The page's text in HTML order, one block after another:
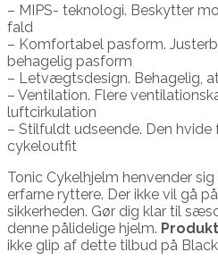
– MIPS- teknologi. Beskytter
fald
– Komfortabel pasform.
behagelig pasform
– Letvægtsdesign. Behagelig,
– Ventilation. Flere
luftcirkulation
– Stilfuldt udseende. Den hvide
cykeloutfit
Tonic Cykelhjelm henvender
erfarne ryttere. Der ikke vil gå
sikkerheden. Gør dig klar til
denne pålidelige hjelm.
ikke glip af dette tilbud på